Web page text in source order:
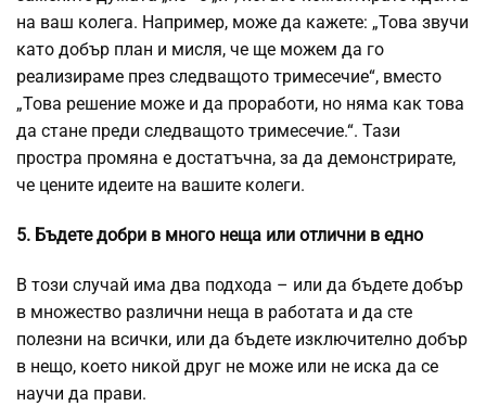
на ваш колега. Например, може да кажете: „Това звучи
като добър план и мисля, че ще можем да го
реализираме през следващото тримесечие“, вместо
„Това решение може и да проработи, но няма как това
да стане преди следващото тримесечие.“. Тази
простра промяна е достатъчна, за да демонстрирате,
че цените идеите на вашите колеги.
5. Бъдете добри в много неща или отлични в едно
В този случай има два подхода – или да бъдете добър
в множество различни неща в работата и да сте
полезни на всички, или да бъдете изключително добър
в нещо, което никой друг не може или не иска да се
научи да прави.